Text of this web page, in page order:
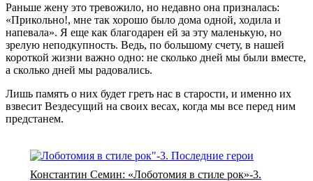
Раньше жену это тревожило, но недавно она призналась:
«Прикольно!, мне так хорошо было дома одной, ходила и
напевала». Я еще как благодарен ей за эту маленькую, но
зрелую неподкупность. Ведь, по большому счету, в нашей
короткой жизни важно одно: не сколько дней мы были вместе,
а сколько дней мы радовались.
Лишь память о них будет греть нас в старости, и именно их
взвесит Вездесущий на своих весах, когда мы все перед ним
предстанем.
Константин Семин: «Лоботомия в стиле рок»-3.